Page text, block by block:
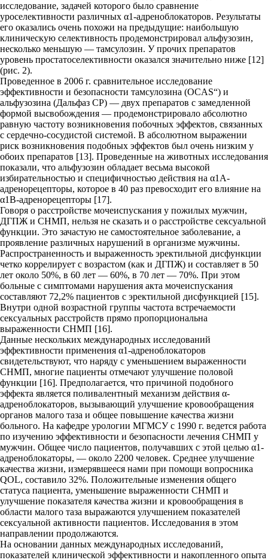
исследование, задачей которого было сравнение
уроселективности различных α1-адреноблокаторов. Результаты
его оказались очень похожи на предыдущие: наибольшую
клиническую селективность продемонстрировал альфузозин,
несколько меньшую — тамсулозин. У прочих препаратов
уровень простатоселективности оказался значительно ниже [12]
(рис. 2).
Проведенное в 2006 г. сравнительное исследование
эффективности и безопасности тамсулозина (OCAS“) и
альфузозина (Дальфаз CР) — двух препаратов с замедленной
формой высвобождения — продемонстрировало абсолютно
равную частоту возникновения побочных эффектов, связанных
с сердечно-сосудистой системой. В абсолютном выражении
риск возникновения подобных эффектов был очень низким у
обоих препаратов [13]. Проведенные на животных исследования
показали, что альфузозин обладает весьма высокой
избирательностью и специфичностью действия на α1А-
адренорецепторы, которое в 40 раз превосходит его влияние на
α1В-адренорецепторы [17].
Говоря о расстройстве мочеиспускания у пожилых мужчин,
ДГПЖ и СНМП, нельзя не сказать и о расстройстве сексуальной
функции. Это зачастую не самостоятельное заболевание, а
проявление различных нарушений в организме мужчины.
Распространенность и выраженность эректильной дисфункции
четко коррелирует с возрастом (как и ДГПЖ) и составляет в 50
лет около 50%, в 60 лет — 60%, в 70 лет — 70%. При этом
больные с симптомами нарушения акта мочеиспускания
составляют 72,2% пациентов с эректильной дисфункцией [15].
Внутри одной возрастной группы частота встречаемости
сексуальных расстройств прямо пропорциональна
выраженности СНМП [16].
Данные нескольких международных исследований
эффективности применения α1-адреноблокаторов
свидетельствуют, что наряду с уменьшением выраженности
СНМП, многие пациенты отмечают улучшение половой
функции [16]. Предполагается, что причиной подобного
эффекта является поливалентный механизм действия α-
адреноблокаторов, вызывающий улучшение кровообращения
органов малого таза и общее повышение качества жизни
больного. На кафедре урологии МГМСУ с 1990 г. ведется работа
по изучению эффективности и безопасности лечения СНМП у
мужчин. Общее число пациентов, получавших с этой целью α1-
адреноблокаторы, — около 2200 человек. Среднее улучшение
качества жизни, измерявшееся нами при помощи вопросника
QОL, составило 32%. Положительные изменения общего
статуса пациента, уменьшение выраженности СНМП и
улучшение показателя качества жизни и кровообращения в
области малого таза выражаются улучшением показателей
сексуальной активности пациентов. Исследования в этом
направлении продолжаются.
На основании данных международных исследований,
показателей клинической эффективности и накопленного опыта